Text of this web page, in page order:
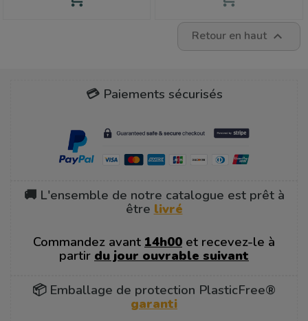
Retour en haut 
💳 Paiements sécurisés
🚚 L'ensemble de notre catalogue est prêt à
être livré
Commandez avant 14h00 et recevez-le à
partir du jour ouvrable suivant
📦 Emballage de protection PlasticFree®
garanti